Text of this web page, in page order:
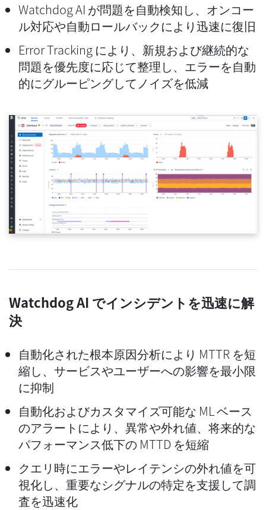
Watchdog AI が問題を自動検知し、オンコー
ル対応や自動ロールバックにより迅速に復旧
Error Tracking により、新規および継続的な
問題を優先度に応じて整理し、エラーを自動
的にグルーピングしてノイズを低減
Watchdog AI でインシデントを迅速に解
決
自動化された根本原因分析により MTTR を短
縮し、サービスやユーザーへの影響を最小限
に抑制
自動化およびカスタマイズ可能な ML ベース
のアラートにより、異常や外れ値、将来的な
パフォーマンス低下の MTTD を短縮
クエリ時にエラーやレイテンシの外れ値を可
視化し、重要なシグナルの特定を支援して調
査を迅速化